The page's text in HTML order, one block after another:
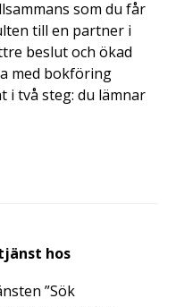
som du får
till en partner i
beslut och ökad
med bokföring
i två steg: du lämnar
hos
”Sök